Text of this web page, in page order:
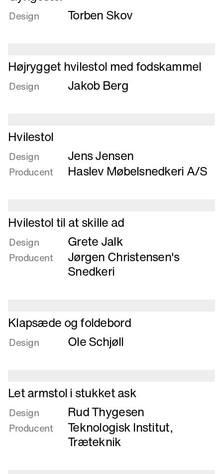
mere
om
Design Torben Skov
Læs
mere
om
fodskammel
Højrygget hvilestol med fodskammel
Design Jakob Berg
Læs
mere
om
Hvilestol
Hvilestol
Design Jens Jensen
Producent Haslev Møbelsnedkeri A/S
Læs
mere
om
Hvilestol
til
Hvilestol til at skille ad
Design Grete Jalk
Producent
Jørgen Christensen's
Snedkeri
Læs
mere
om
Klapsæde og foldebord
Design Ole Schjøll
Læs
mere
om
Let
armstol
Let armstol i stukket ask
Design Rud Thygesen
Producent
Teknologisk Institut,
Træteknik